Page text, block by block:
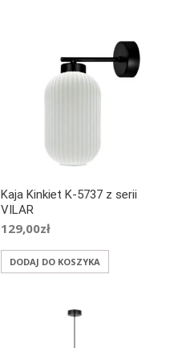
Kaja Kinkiet K-5737 z serii
VILAR
129,00zł
DODAJ DO KOSZYKA